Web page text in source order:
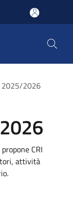
2025/2026
CRI
attività